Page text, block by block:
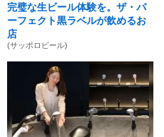
完璧な生ビール体験を。ザ・パ
ーフェクト黒ラベルが飲めるお
店
(サッポロビール)